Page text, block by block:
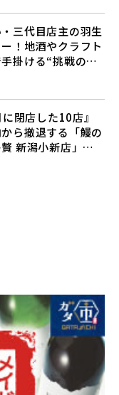
三代目店主の羽生
！地酒やクラフト
掛ける“挑戦の歴
閉店した10店』
ら撤退する「鰻の
新潟小新店」が